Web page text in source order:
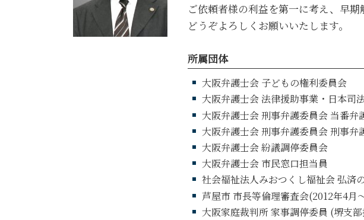
ご依頼者様の利益を第一に考え、早期
どうぞよろしくお願いいたします。
所属団体
大阪弁護士会 子どもの権利委員会
大阪弁護士会 法律援助事業・日本司
大阪弁護士会 刑事弁護委員会 当番弁
大阪弁護士会 刑事弁護委員会 刑事弁
大阪弁護士会 紛議調停委員会
大阪弁護士会 市民窓口担当員
社会福祉法人みおつくし福祉会 弘済
芦屋市 市長等倫理審査会(2012年4月
大阪家庭裁判所 家事調停委員 (堺支